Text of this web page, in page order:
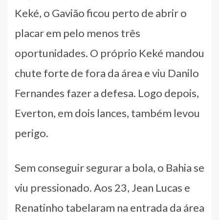
Keké, o Gavião ficou perto de abrir o
placar em pelo menos três
oportunidades. O próprio Keké mandou
chute forte de fora da área e viu Danilo
Fernandes fazer a defesa. Logo depois,
Everton, em dois lances, também levou
perigo.
Sem conseguir segurar a bola, o Bahia se
viu pressionado. Aos 23, Jean Lucas e
Renatinho tabelaram na entrada da área